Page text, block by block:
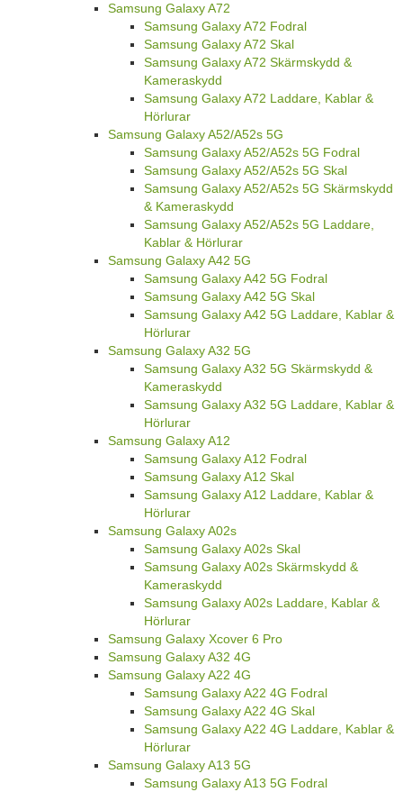
Samsung Galaxy A72
Samsung Galaxy A72 Fodral
Samsung Galaxy A72 Skal
Samsung Galaxy A72 Skärmskydd &
Kameraskydd
Samsung Galaxy A72 Laddare, Kablar &
Hörlurar
Samsung Galaxy A52/A52s 5G
Samsung Galaxy A52/A52s 5G Fodral
Samsung Galaxy A52/A52s 5G Skal
Samsung Galaxy A52/A52s 5G Skärmskydd
& Kameraskydd
Samsung Galaxy A52/A52s 5G Laddare,
Kablar & Hörlurar
Samsung Galaxy A42 5G
Samsung Galaxy A42 5G Fodral
Samsung Galaxy A42 5G Skal
Samsung Galaxy A42 5G Laddare, Kablar &
Hörlurar
Samsung Galaxy A32 5G
Samsung Galaxy A32 5G Skärmskydd &
Kameraskydd
Samsung Galaxy A32 5G Laddare, Kablar &
Hörlurar
Samsung Galaxy A12
Samsung Galaxy A12 Fodral
Samsung Galaxy A12 Skal
Samsung Galaxy A12 Laddare, Kablar &
Hörlurar
Samsung Galaxy A02s
Samsung Galaxy A02s Skal
Samsung Galaxy A02s Skärmskydd &
Kameraskydd
Samsung Galaxy A02s Laddare, Kablar &
Hörlurar
Samsung Galaxy Xcover 6 Pro
Samsung Galaxy A32 4G
Samsung Galaxy A22 4G
Samsung Galaxy A22 4G Fodral
Samsung Galaxy A22 4G Skal
Samsung Galaxy A22 4G Laddare, Kablar &
Hörlurar
Samsung Galaxy A13 5G
Samsung Galaxy A13 5G Fodral